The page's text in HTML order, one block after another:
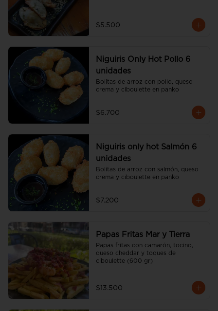
$5.500
Niguiris Only Hot Pollo 6
unidades
Bolitas de arroz con pollo, queso
crema y ciboulette en panko
$6.700
Niguiris only hot Salmón 6
unidades
Bolitas de arroz con salmón, queso
crema y ciboulette en panko
$7.200
Papas Fritas Mar y Tierra
Papas fritas con camarón, tocino,
queso cheddar y toques de
ciboulette (600 gr)
$13.500